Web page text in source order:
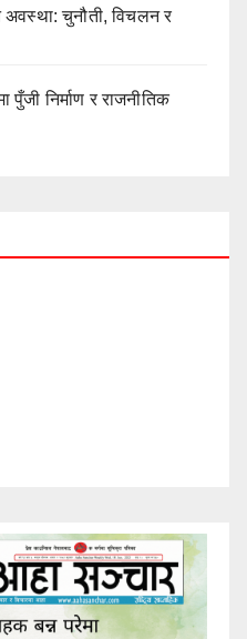
अवस्था: चुनौती, विचलन र
पुँजी निर्माण र राजनीतिक